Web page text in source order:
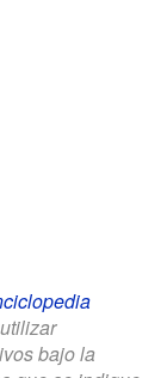
bajo la